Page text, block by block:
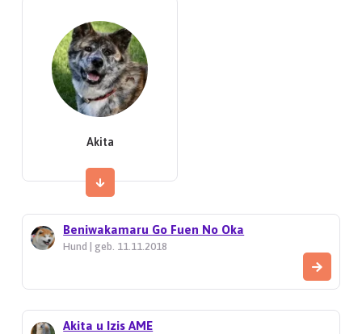
Akita
Beniwakamaru Go Fuen No Oka
Hund | geb. 11.11.2018
Akita u Izis AME